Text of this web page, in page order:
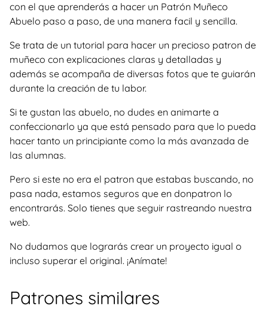
con el que aprenderás a hacer un Patrón Muñeco
Abuelo paso a paso, de una manera facil y sencilla.
Se trata de un tutorial para hacer un precioso patron de
muñeco con explicaciones claras y detalladas y
además se acompaña de diversas fotos que te guiarán
durante la creación de tu labor.
Si te gustan las abuelo, no dudes en animarte a
confeccionarlo ya que está pensado para que lo pueda
hacer tanto un principiante como la más avanzada de
las alumnas.
Pero si este no era el patron que estabas buscando, no
pasa nada, estamos seguros que en donpatron lo
encontrarás. Solo tienes que seguir rastreando nuestra
web.
No dudamos que lograrás crear un proyecto igual o
incluso superar el original. ¡Anímate!
Patrones similares